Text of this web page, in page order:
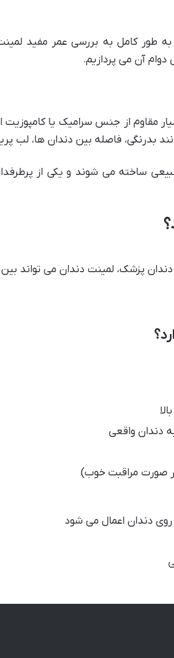
کامل به بررسی عمر مفید لمینت،
دوام آن می پردازیم.
مقاوم از جنس سرامیک یا
بدرنگی، فاصله بین دندان ها، لب
ساخته می شوند و یکی از
می تواند بین ۵ تا ۱۵ سال یا حتی بیشتر دوام داشته باشد.
دندان واقعی
دندان اعمال می شود